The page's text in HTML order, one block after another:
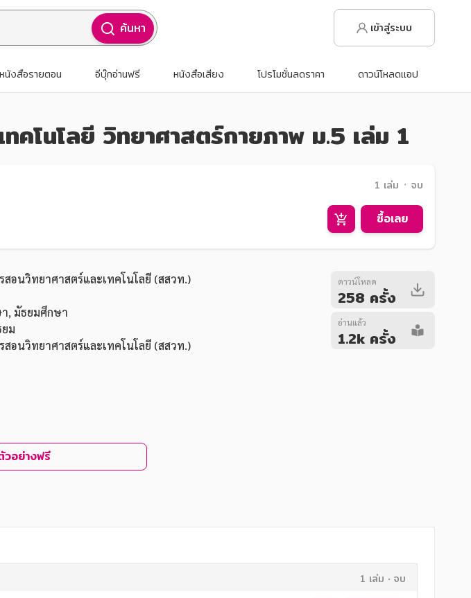
ค้นหา เข้าสู่ระบบ
หนังสือรายตอน อีบุ๊กอ่านฟรี หนังสือเสียง โปรโมชั่นลดราคา ดาวน์โหลดแอป
คโนโลยี วิทยาศาสตร์กายภาพ ม.5 เล่ม 1
1 เล่ม ᛫ จบ
ซื้อเลย
สอนวิทยาศาสตร์และเทคโนโลยี (สสวท.)
, มัธยมศึกษา
ม
สอนวิทยาศาสตร์และเทคโนโลยี (สสวท.)
ดาวน์โหลด
258 ครั้ง
อ่านแล้ว
1.2k ครั้ง
วอย่างฟรี
1 เล่ม จบ